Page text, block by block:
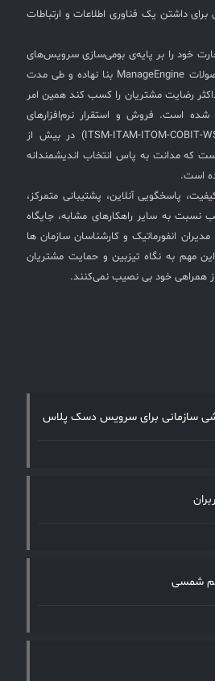
داشتن یک فناوری اطلاعات و ارتباطات
خود را بر پایه‌ی بومی‌سازی سرویس‌های
نوین تحت وب، به ویژه محصولات ManageEngine بنا نهاده و طی مدت
رضایت مشتریان را کسب کند همین امر
است. فروش و استقرار نرم‌افزارهای
حوزه‌ی(ITSM-ITAM-ITOM-COBIT-WSM-ISO20000-SIEM) در بیش از
است که مدانت به پاس انتخاب اندیشمندانه
است.
پاسخگویی آنلاین، پشتیبانی متمرکز،
نسبت به سایر راهکارهای مشابه، جایگاه
انفورماتیک و کارشناسان سازمان ها
مهم به نگاه تیزبین و حمایت مشتریان
همراهی خود بی نصیب نمی‌کنند.
سازمانی برای سرویس دسک پلاس
شمسی